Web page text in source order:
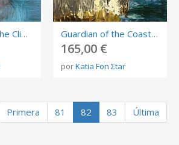
Lighthouse on the Cliffs – Original Acrylic Painting on Stretched Canvas | 24 × 18 cm | OOAK Guardian of the Coast – Original Acrylic Painting on Stretched Canvas | 24 × 18 cm | OOAK
165,00 €
porKatia Fon Σtar
Primera 81 82 83 Última